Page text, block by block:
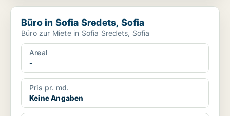
Büro in Sofia Sredets, Sofia
Büro in Sofia Sredets, Sofia
Büro zur Miete in Sofia Sredets, Sofia
Areal
-
Pris pr. md.
Keine Angaben